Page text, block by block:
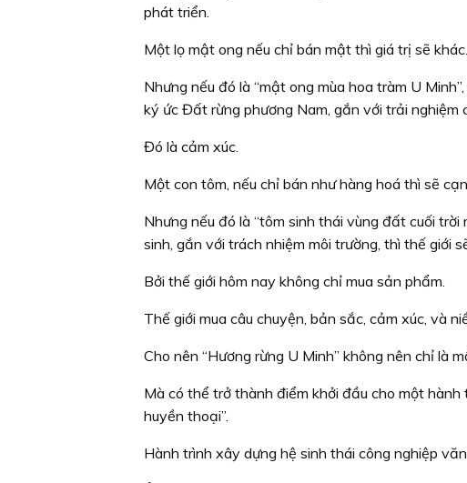
phát triển.
Một lọ mật ong nếu chỉ bán mật thì giá trị sẽ khác.
Nhưng nếu đó là “mật ong mùa hoa tràm U
ký ức Đất rừng phương Nam, gắn với trải nghiệm
Đó là cảm xúc.
Một con tôm, nếu chỉ bán như hàng hoá thì sẽ
Nhưng nếu đó là “tôm sinh thái vùng đất cuối
sinh, gắn với trách nhiệm môi trường, thì thế giới
Bởi thế giới hôm nay không chỉ mua sản phẩm.
Thế giới mua câu chuyện, bản sắc, cảm xúc, và
Cho nên “Hương rừng U Minh” không nên chỉ là
Mà có thể trở thành điểm khởi đầu cho một
huyền thoại”.
Hành trình xây dựng hệ sinh thái công nghiệp